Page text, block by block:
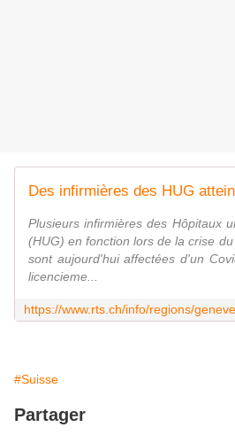
Plusieurs infirmières des Hôpitaux
(HUG) en fonction lors de la crise
sont aujourd'hui affectées d'un
licencieme...
#Suisse
Partager